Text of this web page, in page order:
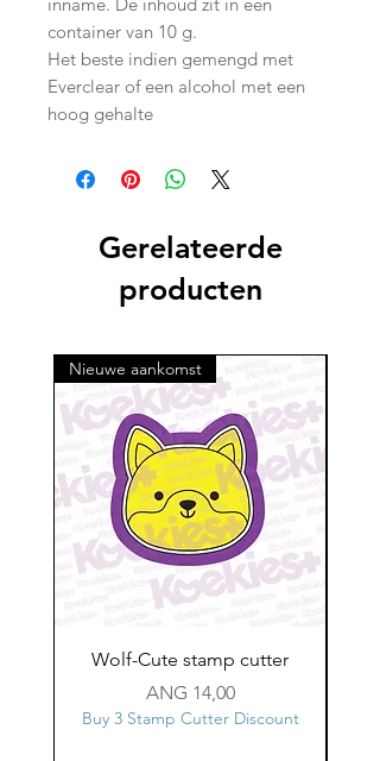
inname. De inhoud zit in een
container van 10 g.
Het beste indien gemengd met
Everclear of een alcohol met een
hoog gehalte
Gerelateerde
producten
Nieuwe aankomst
Wolf-Cute stamp cutter
Prijs
ANG 14,00
Buy 3 Stamp Cutter Discount